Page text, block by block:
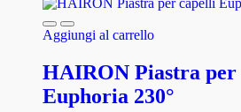
Aggiungi al carrello
HAIRON Piastra per
Euphoria 230°